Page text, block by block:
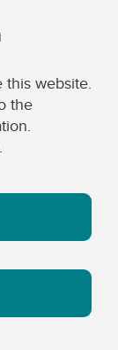
website.
the